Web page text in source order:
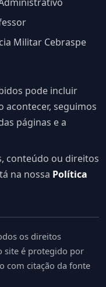
Militar Cebraspe
pode incluir
acontecer, seguimos
páginas e a
conteúdo ou direitos
na nossa Política
os direitos
site é protegido por
com citação da fonte